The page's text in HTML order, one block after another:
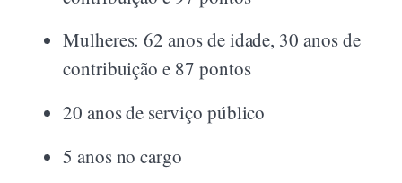
Mulheres: 62 anos de idade, 30 anos de
contribuição e 87 pontos
20 anos de serviço público
5 anos no cargo